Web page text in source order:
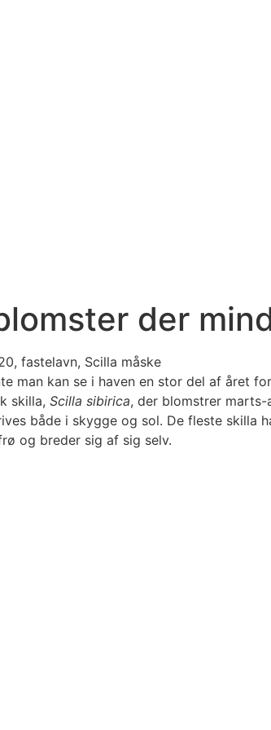
der
man kan se i haven en stor del af året
skilla, Scilla sibirica, der blomstrer
både i skygge og sol. De fleste skilla
og breder sig af sig selv.